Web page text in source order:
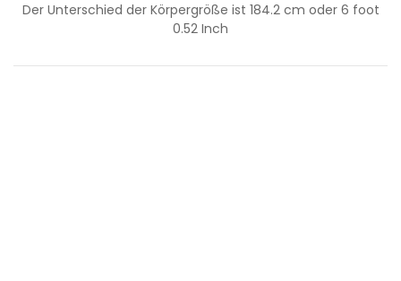
Der Unterschied der Körpergröße ist 184.2cm oder 6 foot
0.52 Inch